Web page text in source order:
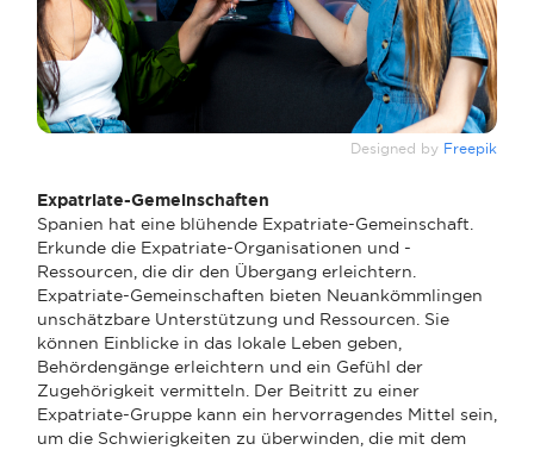
Designed by Freepik
Expatriate-Gemeinschaften
Spanien hat eine blühende Expatriate-Gemeinschaft.
Erkunde die Expatriate-Organisationen und -
Ressourcen, die dir den Übergang erleichtern.
Expatriate-Gemeinschaften bieten Neuankömmlingen
unschätzbare Unterstützung und Ressourcen. Sie
können Einblicke in das lokale Leben geben,
Behördengänge erleichtern und ein Gefühl der
Zugehörigkeit vermitteln. Der Beitritt zu einer
Expatriate-Gruppe kann ein hervorragendes Mittel sein,
um die Schwierigkeiten zu überwinden, die mit dem